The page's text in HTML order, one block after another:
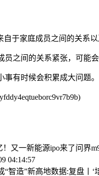
自于家庭成员之间的关系以
员之间的关系紧张，可能
事有时候会积累成大问题
！又一新能源ipo来了问界
04:14:57
“智造”新高地数据:复盘丨‘